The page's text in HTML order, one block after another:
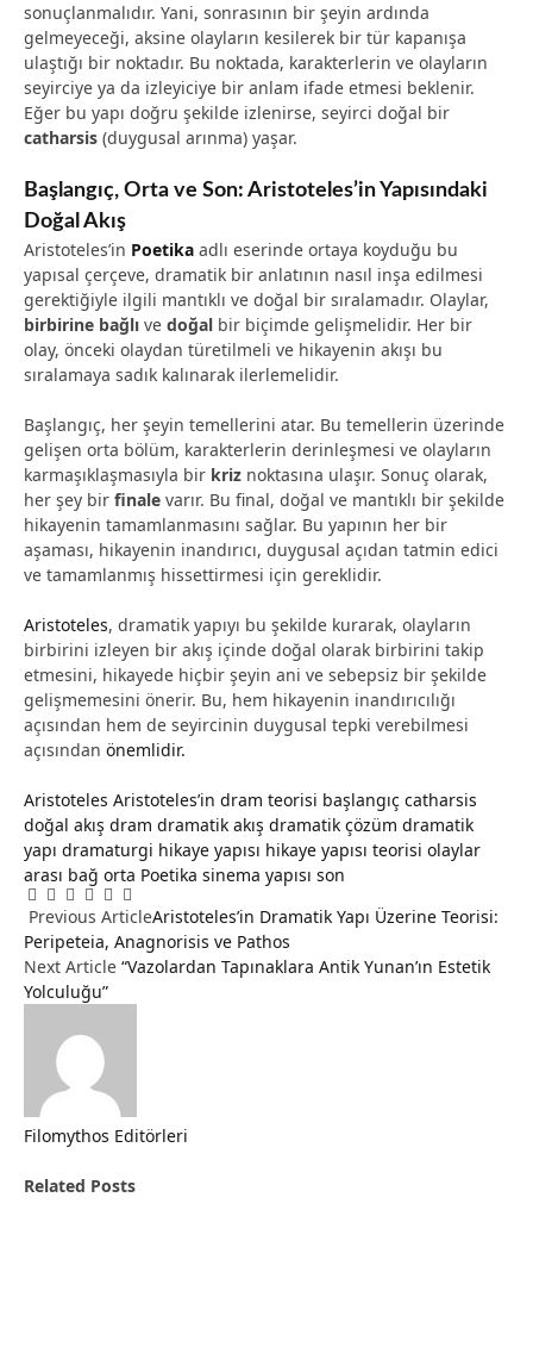
sonuçlanmalıdır. Yani, sonrasının bir şeyin ardında
gelmeyeceği, aksine olayların kesilerek bir tür kapanışa
ulaştığı bir noktadır. Bu noktada, karakterlerin ve olayların
seyirciye ya da izleyiciye bir anlam ifade etmesi beklenir.
Eğer bu yapı doğru şekilde izlenirse, seyirci doğal bir
catharsis (duygusal arınma) yaşar.
Başlangıç, Orta ve Son: Aristoteles’in Yapısındaki
Doğal Akış
Aristoteles’in Poetika adlı eserinde ortaya koyduğu bu
yapısal çerçeve, dramatik bir anlatının nasıl inşa edilmesi
gerektiğiyle ilgili mantıklı ve doğal bir sıralamadır. Olaylar,
birbirine bağlı ve doğal bir biçimde gelişmelidir. Her bir
olay, önceki olaydan türetilmeli ve hikayenin akışı bu
sıralamaya sadık kalınarak ilerlemelidir.
Başlangıç, her şeyin temellerini atar. Bu temellerin üzerinde
gelişen orta bölüm, karakterlerin derinleşmesi ve olayların
karmaşıklaşmasıyla bir kriz noktasına ulaşır. Sonuç olarak,
her şey bir finale varır. Bu final, doğal ve mantıklı bir şekilde
hikayenin tamamlanmasını sağlar. Bu yapının her bir
aşaması, hikayenin inandırıcı, duygusal açıdan tatmin edici
ve tamamlanmış hissettirmesi için gereklidir.
Aristoteles, dramatik yapıyı bu şekilde kurarak, olayların
birbirini izleyen bir akış içinde doğal olarak birbirini takip
etmesini, hikayede hiçbir şeyin ani ve sebepsiz bir şekilde
gelişmemesini önerir. Bu, hem hikayenin inandırıcılığı
açısından hem de seyircinin duygusal tepki verebilmesi
açısından önemlidir.
Aristoteles Aristoteles’in dram teorisi başlangıç catharsis
doğal akış dram dramatik akış dramatik çözüm dramatik
yapı dramaturgi hikaye yapısı hikaye yapısı teorisi olaylar
arası bağ orta Poetika sinema yapısı son
Facebook
Twitter
Pinterest
LinkedIn
Tumblr
Email
Previous ArticleAristoteles’in Dramatik Yapı Üzerine Teorisi:
Peripeteia, Anagnorisis ve Pathos
Next Article “Vazolardan Tapınaklara Antik Yunan’ın Estetik
Yolculuğu”
Filomythos Editörleri
Related Posts